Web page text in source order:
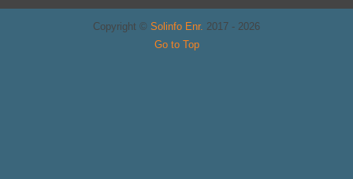
Copyright © Solinfo Enr. 2017 - 2026
Go to Top